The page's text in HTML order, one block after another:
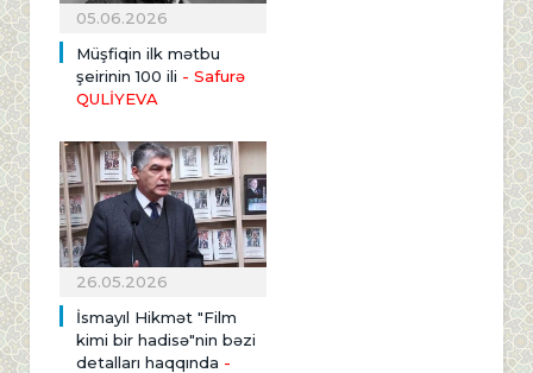
05.06.2026
Müşfiqin ilk mətbu
şeirinin 100 ili - Safurə
QULİYEVA
26.05.2026
İsmayıl Hikmət "Film
kimi bir hadisə"nin bəzi
detalları haqqında -